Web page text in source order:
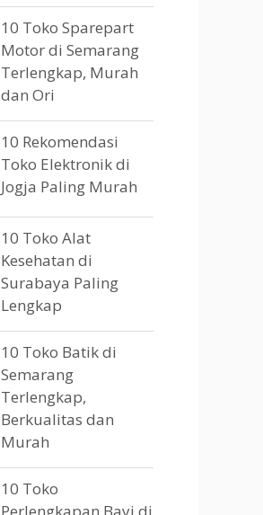
10 Toko Sparepart
Motor di Semarang
Terlengkap, Murah
dan Ori
10 Rekomendasi
Toko Elektronik di
Jogja Paling Murah
10 Toko Alat
Kesehatan di
Surabaya Paling
Lengkap
10 Toko Batik di
Semarang
Terlengkap,
Berkualitas dan
Murah
10 Toko